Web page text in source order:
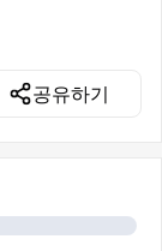
공유하기